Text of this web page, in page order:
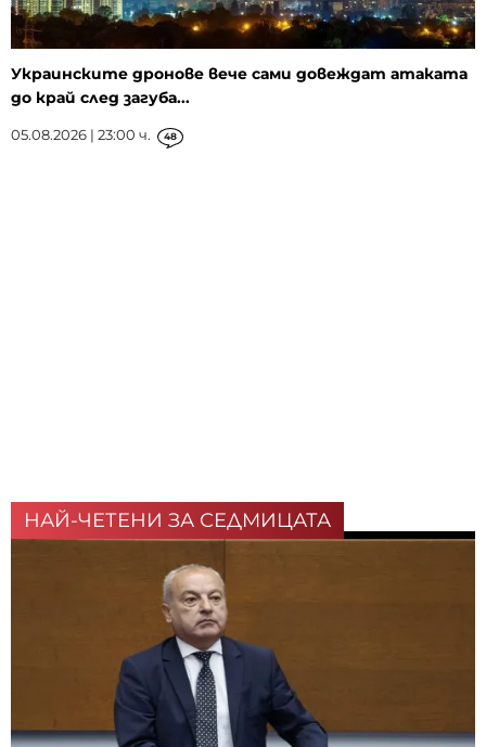
Украинските дронове вече сами довеждат атаката
до край след загуба...
05.08.2026 | 23:00 ч. 48
НАЙ-ЧЕТЕНИ ЗА СЕДМИЦАТА